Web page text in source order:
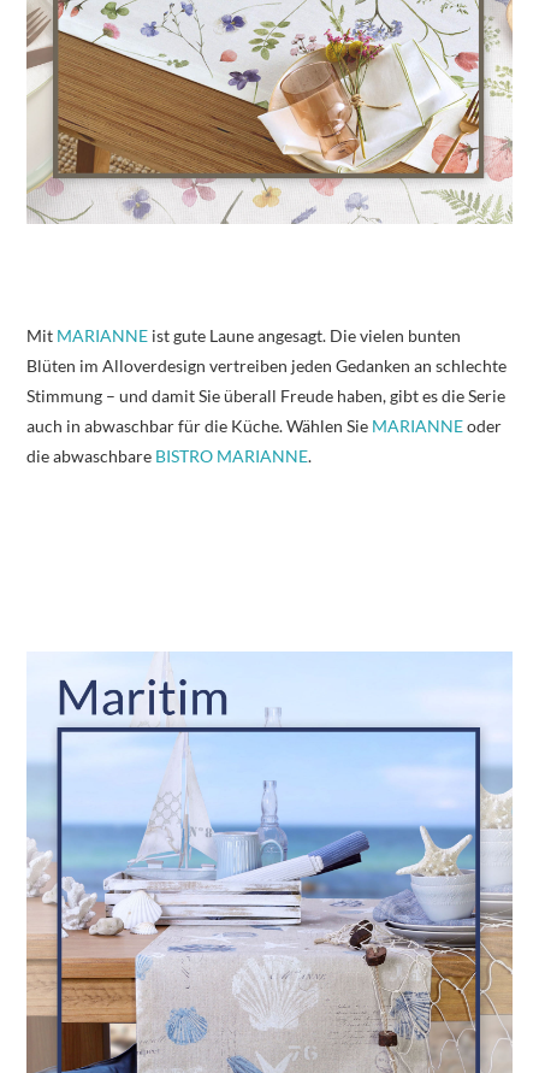
Mit MARIANNE ist gute Laune angesagt. Die vielen bunten
Blüten im Alloverdesign vertreiben jeden Gedanken an schlechte
Stimmung – und damit Sie überall Freude haben, gibt es die Serie
auch in abwaschbar für die Küche. Wählen Sie MARIANNEoder
die abwaschbare BISTRO MARIANNE.